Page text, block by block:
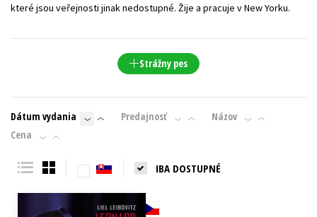
Jazyky
Kalendáre, diáre Kariéra a osobný rozvoj
Komiks
Počítače
Populárno - náučná pre dospelých
Populárno - náučné pre deti
Predškoláci
Príroda a záhrada
Prírodné vedy
Technické vedy
Učebnice
Umenie a kultúra
Zdravie a životný štýl
Všetky tituly
které jsou veřejnosti jinak nedostupné. Žije a pracuje v New Yorku.
Strážny pes
Dátum vydania Predajnosť
Názov
Cena
IBA DOSTUPNÉ